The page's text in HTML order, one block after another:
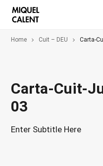
Home Cuit – DEU Carta-
Carta-Cuit-
03
Enter Subtitle Here